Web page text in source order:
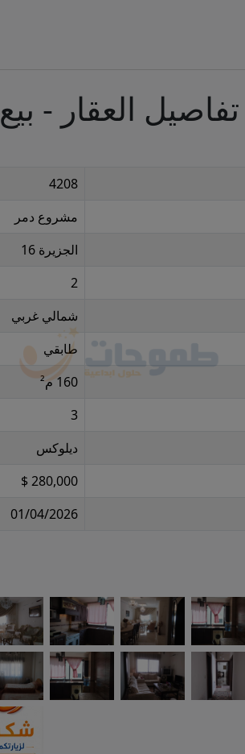
تفاصيل العقار - بيع
4208
مشروع دمر
الجزيرة 16
2
شمالي غربي
طابقي
160 م²
3
ديلوكس
280,000 $
01/04/2026